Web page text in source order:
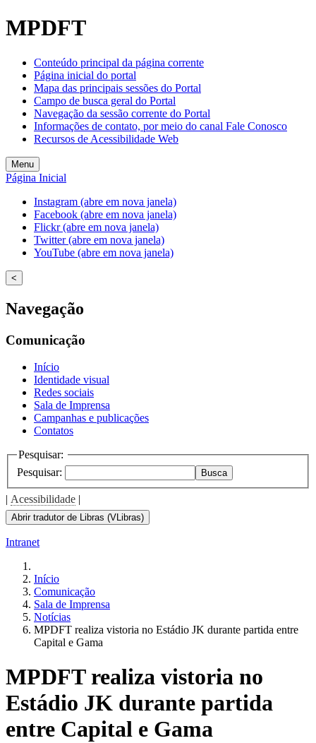
Welcome
to
One
Accessibility
screen
reader.
start
All
in
One
Accessibility
screen
reader,
press
"Ctrl
/".
This
shortcut
activates
screen
help
navigate
interact
the
content.
MPDFT
Conteúdo principal da página corrente
Página inicial do portal
Mapa das principais sessões do Portal
Campo de busca geral do Portal
Navegação da sessão corrente do Portal
Informações de contato, por meio do canal Fale Conosco
Recursos de Acessibilidade Web
Menu
Página Inicial
Instagram (abre em nova janela)
Facebook (abre em nova janela)
Flickr (abre em nova janela)
Twitter (abre em nova janela)
YouTube (abre em nova janela)
<
Navegação
Comunicação
Início
Identidade visual
Redes sociais
Sala de Imprensa
Campanhas e publicações
Contatos
Pesquisar:
Pesquisar:
Busca
| Acessibilidade |
Abrir tradutor de Libras (VLibras)
Intranet
Início
Comunicação
Sala de Imprensa
Notícias
MPDFT realiza vistoria no Estádio JK durante partida entre
Capital e Gama
MPDFT realiza vistoria no
Estádio JK durante partida
entre Capital e Gama